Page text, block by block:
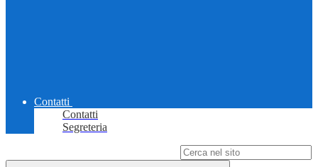
Contatti
Contatti
Segreteria